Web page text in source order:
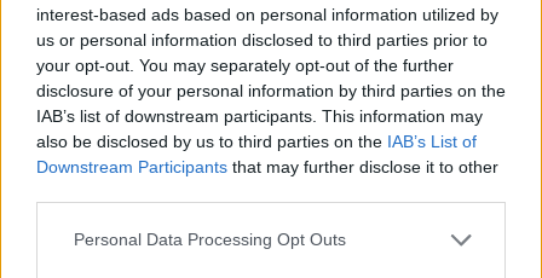
interest-based ads based on personal information utilized by
us or personal information disclosed to third parties prior to
your opt-out. You may separately opt-out of the further
disclosure of your personal information by third parties on the
IAB’s list of downstream participants. This information may
also be disclosed by us to third parties on the IAB’s List of
Downstream Participants that may further disclose it to other
Please note that this website/app uses one or more Google
Personal Data Processing Opt Outs